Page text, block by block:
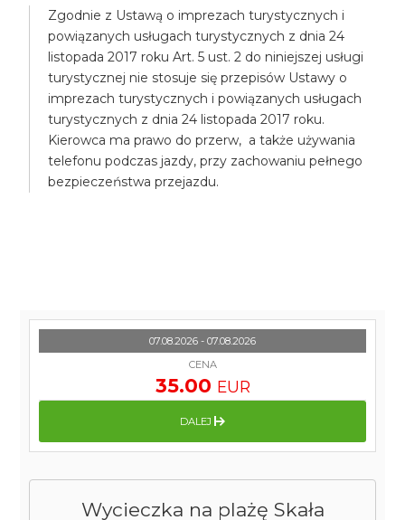
Zgodnie z Ustawą o imprezach turystycznych i
powiązanych usługach turystycznych z dnia 24
listopada 2017 roku Art. 5 ust. 2 do niniejszej usługi
turystycznej nie stosuje się przepisów Ustawy o
imprezach turystycznych i powiązanych usługach
turystycznych z dnia 24 listopada 2017 roku.
Kierowca ma prawo do przerw, a także używania
telefonu podczas jazdy, przy zachowaniu pełnego
bezpieczeństwa przejazdu.
Wycieczka na plażę Skała
07.08.2026 - 07.08.2026
CENA
35.00 EUR
DALEJ